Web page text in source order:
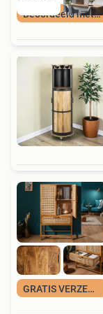
Beoordeeld met 9+
GRATIS VERZENDING